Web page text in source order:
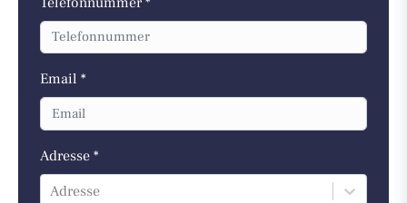
Email *
Adresse *
Adresse